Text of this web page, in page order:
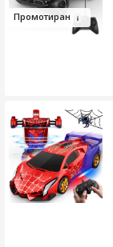
Промотиран